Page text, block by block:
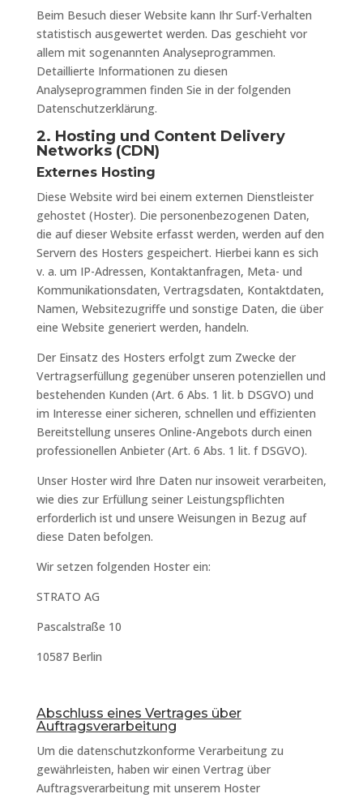
Beim Besuch dieser Website kann Ihr Surf-Verhalten
statistisch ausgewertet werden. Das geschieht vor
allem mit sogenannten Analyseprogrammen.
Detaillierte Informationen zu diesen
Analyseprogrammen finden Sie in der folgenden
Datenschutzerklärung.
2. Hosting und Content Delivery
Networks (CDN)
Externes Hosting
Diese Website wird bei einem externen Dienstleister
gehostet (Hoster). Die personenbezogenen Daten,
die auf dieser Website erfasst werden, werden auf den
Servern des Hosters gespeichert. Hierbei kann es sich
v. a. um IP-Adressen, Kontaktanfragen, Meta- und
Kommunikationsdaten, Vertragsdaten, Kontaktdaten,
Namen, Websitezugriffe und sonstige Daten, die über
eine Website generiert werden, handeln.
Der Einsatz des Hosters erfolgt zum Zwecke der
Vertragserfüllung gegenüber unseren potenziellen und
bestehenden Kunden (Art. 6 Abs. 1 lit. b DSGVO) und
im Interesse einer sicheren, schnellen und effizienten
Bereitstellung unseres Online-Angebots durch einen
professionellen Anbieter (Art. 6 Abs. 1 lit. f DSGVO).
Unser Hoster wird Ihre Daten nur insoweit verarbeiten,
wie dies zur Erfüllung seiner Leistungspflichten
erforderlich ist und unsere Weisungen in Bezug auf
diese Daten befolgen.
Wir setzen folgenden Hoster ein:
STRATO AG
Pascalstraße 10
10587 Berlin
Abschluss eines Vertrages über
Auftragsverarbeitung
Um die datenschutzkonforme Verarbeitung zu
gewährleisten, haben wir einen Vertrag über
Auftragsverarbeitung mit unserem Hoster